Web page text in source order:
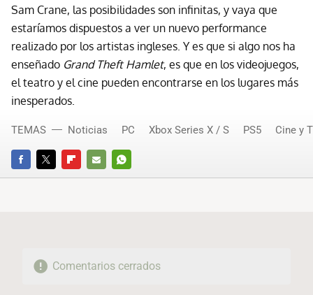
Sam Crane, las posibilidades son infinitas, y vaya que
estaríamos dispuestos a ver un nuevo performance
realizado por los artistas ingleses. Y es que si algo nos ha
enseñado Grand Theft Hamlet, es que en los videojuegos,
el teatro y el cine pueden encontrarse en los lugares más
inesperados.
FACEBOOKTWITTERFLIPBOARD
E-
WHATSAPP
TEMAS Noticias PC Xbox Series X / S PS5 Cine y
Comentarios cerrados